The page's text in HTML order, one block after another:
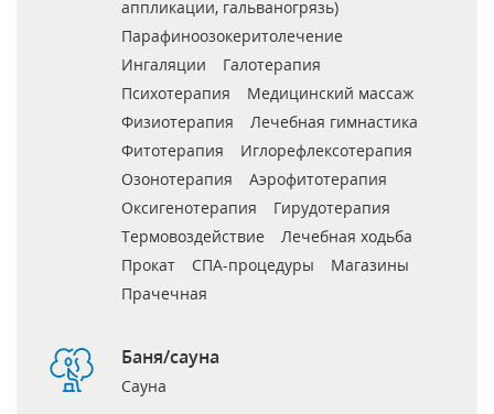
аппликации, гальваногрязь)
Парафиноозокеритолечение
Ингаляции
Галотерапия
Психотерапия
Медицинский массаж
Физиотерапия
Лечебная гимнастика
Фитотерапия
Иглорефлексотерапия
Озонотерапия
Аэрофитотерапия
Оксигенотерапия
Гирудотерапия
Термовоздействие
Лечебная ходьба
Прокат
СПА-процедуры
Магазины
Прачечная
Баня/сауна
Сауна